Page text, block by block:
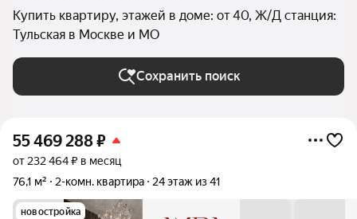
Купить квартиру, этажей в доме: от 40, Ж/Д станция:
Тульская в Москве и МО
Сохранить поиск
55 469 288₽
от 232 464 ₽ в месяц
76,1 м²
2-комн. квартира 24 этаж из 41
новостройка